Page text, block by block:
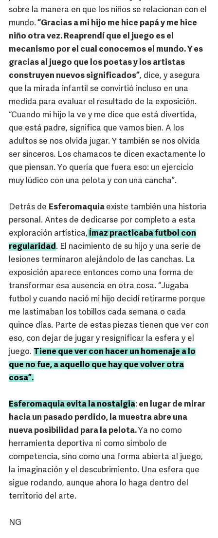
sobre la manera en que los niños se relacionan con el
mundo. “Gracias a mi hijo me hice papá y me hice
niño otra vez. Reaprendí que el juego es el
mecanismo por el cual conocemos el mundo. Y es
gracias al juego que los poetas y los artistas
construyen nuevos significados”, dice, y asegura
que la mirada infantil se convirtió incluso en una
medida para evaluar el resultado de la exposición.
“Cuando mi hijo la ve y me dice que está divertida,
que está padre, significa que vamos bien. A los
adultos se nos olvida jugar. Y también se nos olvida
ser sinceros. Los chamacos te dicen exactamente lo
que piensan. Yo quería que fuera eso: un ejercicio
muy lúdico con una pelota y con una cancha”.
Detrás de Esferomaquia existe también una historia
personal. Antes de dedicarse por completo a esta
exploración artística, Ímaz practicaba futbol con
regularidad . El nacimiento de su hijo y una serie de
lesiones terminaron alejándolo de las canchas. La
exposición aparece entonces como una forma de
transformar esa ausencia en otra cosa. “Jugaba
futbol y cuando nació mi hijo decidí retirarme porque
me lastimaban los tobillos cada semana o cada
quince días. Parte de estas piezas tienen que ver con
eso, con dejar de jugar y resignificar la esfera y el
juego. Tiene que ver con hacer un homenaje a lo
que no fue, a aquello que hay que volver otra
cosa”.
Esferomaquia evita la nostalgia: en lugar de mirar
hacia un pasado perdido, la muestra abre una
nueva posibilidad para la pelota.Ya no como
herramienta deportiva ni como símbolo de
competencia, sino como una forma abierta al juego,
la imaginación y el descubrimiento. Una esfera que
sigue rodando, aunque ahora lo haga dentro del
territorio del arte.
NG